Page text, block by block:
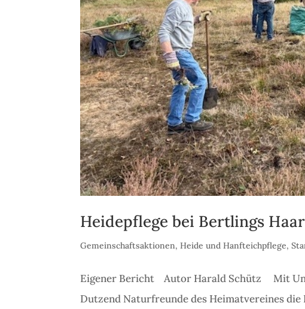
Heidepflege bei Bertlings Haar
Gemeinschaftsaktionen,Heide und Hanfteichpflege,
Eigener Bericht Autor Harald Schütz Mit
Dutzend Naturfreunde des Heimatvereines